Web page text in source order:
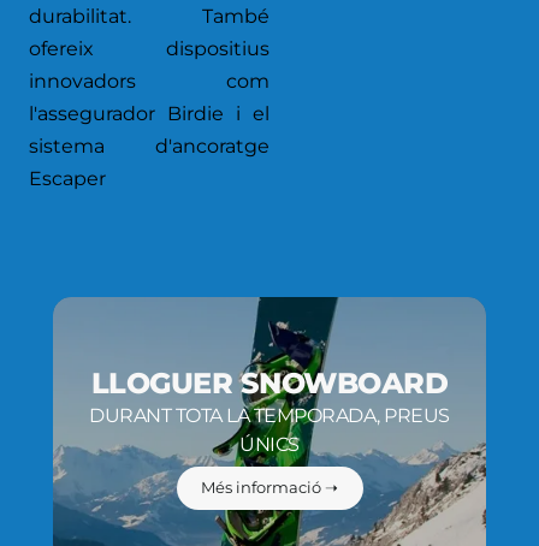
durabilitat. També
ofereix dispositius
innovadors com
l'assegurador Birdie i el
sistema d'ancoratge
Escaper
LLOGUER SNOWBOARD
DURANT TOTA LA TEMPORADA, PREUS
ÚNICS
Més informació ➝